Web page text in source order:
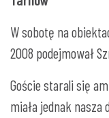
W sobotę na
2008 podejmował
Goście starali się
miała jednak